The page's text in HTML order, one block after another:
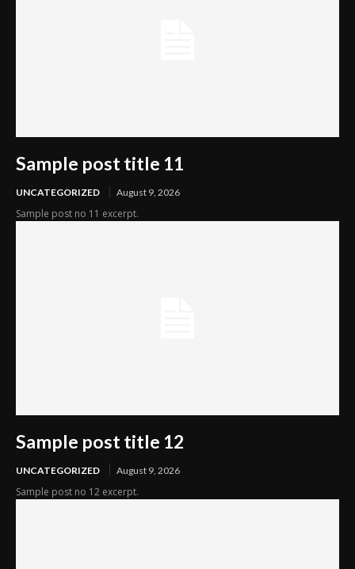
Sample post title 11
UNCATEGORIZED August 9, 2026
Sample post no 11 excerpt.
Sample post title 12
UNCATEGORIZED August 9, 2026
Sample post no 12 excerpt.